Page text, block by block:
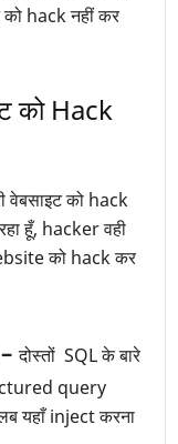
hack नहीं कर
को Hack
वेबसाइट को hack
हूँ, hacker वही
को hack कर
– दोस्तों SQL के बारे
query
यहाँ inject करना